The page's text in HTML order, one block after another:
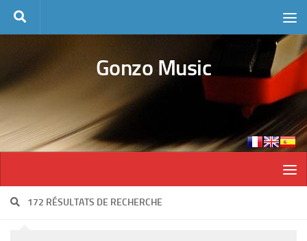
Skip to content
Gonzo Music
172 RÉSULTATS DE RECHERCHE